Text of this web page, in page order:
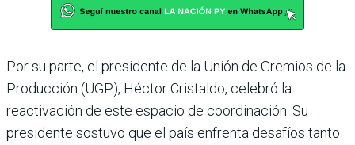
Por su parte, el presidente de la Unión de Gremios de la
Pro­ducción (UGP), Héctor Cris­taldo, celebró la
reactivación de este espacio de coordina­ción. Su
presidente sostuvo que el país enfrenta desafíos tanto